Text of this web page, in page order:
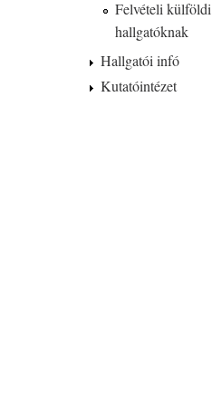
Felvételi külföldi
hallgatóknak
Hallgatói infó
Kutatóintézet